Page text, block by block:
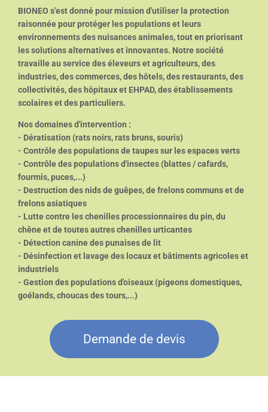
BIONEO s'est donné pour mission d'utiliser la protection
raisonnée pour protéger les populations et leurs
environnements des nuisances animales, tout en priorisant
les solutions alternatives et innovantes. Notre société
travaille au service des éleveurs et agriculteurs, des
industries, des commerces, des hôtels, des restaurants, des
collectivités, des hôpitaux et EHPAD, des établissements
scolaires et des particuliers.
Nos domaines d'intervention :
- Dératisation (rats noirs, rats bruns, souris)
- Contrôle des populations de taupes sur les espaces verts
- Contrôle des populations d'insectes (blattes / cafards,
fourmis, puces,...)
- Destruction des nids de guêpes, de frelons communs et de
frelons asiatiques
- Lutte contre les chenilles processionnaires du pin, du
chêne et de toutes autres chenilles urticantes
- Détection canine des punaises de lit
- Désinfection et lavage des locaux et bâtiments agricoles et
industriels
- Gestion des populations d'oiseaux (pigeons domestiques,
goélands, choucas des tours,...)
Demande de devis